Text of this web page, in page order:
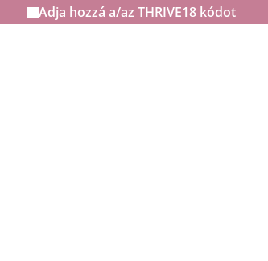
Adja hozzá a/az THRIVE18 kódot